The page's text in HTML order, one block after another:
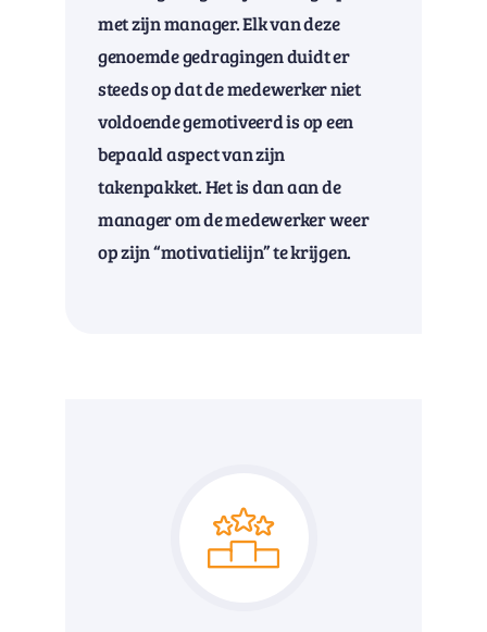
met zijn manager. Elk van deze
genoemde gedragingen duidt er
steeds op dat de medewerker niet
voldoende gemotiveerd is op een
bepaald aspect van zijn
takenpakket. Het is dan aan de
manager om de medewerker weer
op zijn “motivatielijn” te krijgen.